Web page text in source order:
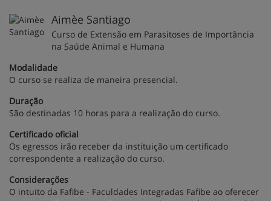
Aimèe Santiago
Curso de Extensão em Parasitoses de Importância
na Saúde Animal e Humana
Modalidade
O curso se realiza de maneira presencial.
Duração
São destinadas 10 horas para a realização do curso.
Certificado oficial
Os egressos irão receber da instituição um certificado
correspondente a realização do curso.
Considerações
O intuito da Fafibe - Faculdades Integradas Fafibe ao oferecer